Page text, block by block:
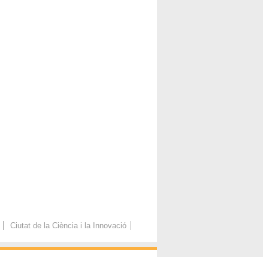
Ciutat de la Ciència i la Innovació